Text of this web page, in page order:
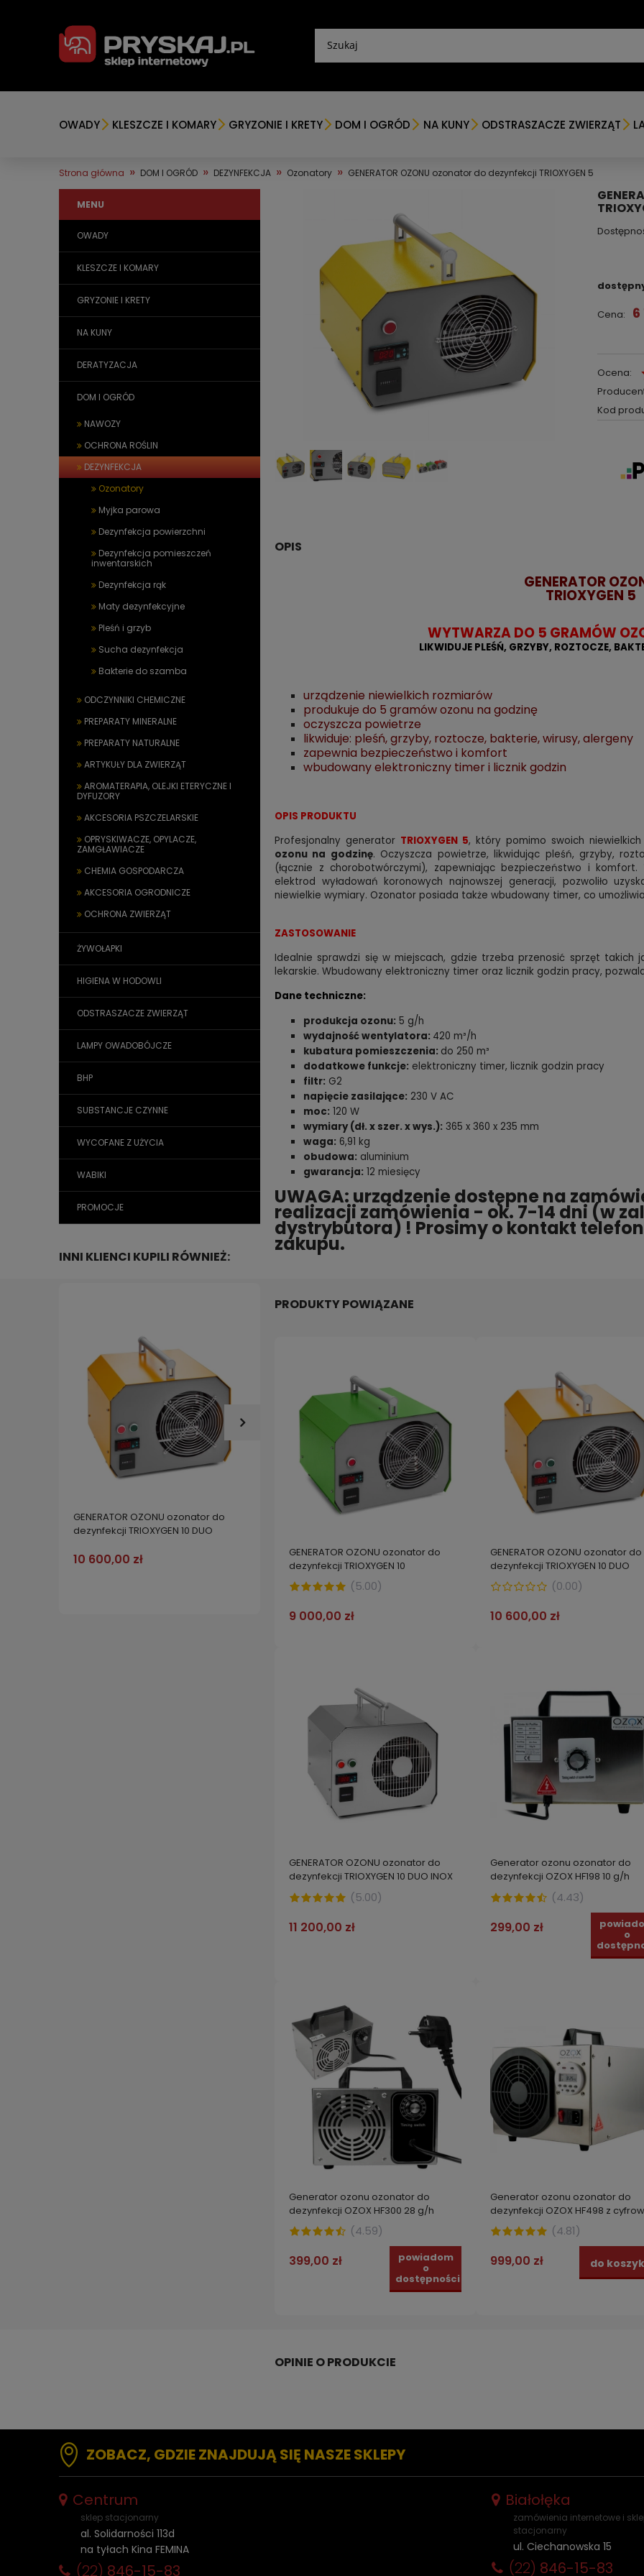
OWADY KLESZCZE I KOMARY GRYZONIE I KRETY DOM I OGRÓD NA KUNY ODSTRASZACZE ZWIERZĄT
Strona główna » DOM I OGRÓD » DEZYNFEKCJA » Ozonatory » GENERATOR OZONU ozonator do dezynfekcji TRIOXYGEN 5
MENU
OWADY
KLESZCZE I KOMARY
GRYZONIE I KRETY
NA KUNY
DERATYZACJA
DOM I OGRÓD
NAWOZY
OCHRONA ROŚLIN
DEZYNFEKCJA
Ozonatory
Myjka parowa
Dezynfekcja powierzchni
Dezynfekcja pomieszczeń
inwentarskich
Dezynfekcja rąk
Maty dezynfekcyjne
Pleśń i grzyb
Sucha dezynfekcja
Bakterie do szamba
ODCZYNNIKI CHEMICZNE
PREPARATY MINERALNE
PREPARATY NATURALNE
ARTYKUŁY DLA ZWIERZĄT
AROMATERAPIA, OLEJKI ETERYCZNE I
DYFUZORY
AKCESORIA PSZCZELARSKIE
OPRYSKIWACZE, OPYLACZE,
ZAMGŁAWIACZE
CHEMIA GOSPODARCZA
AKCESORIA OGRODNICZE
OCHRONA ZWIERZĄT
ŻYWOŁAPKI
HIGIENA W HODOWLI
ODSTRASZACZE ZWIERZĄT
LAMPY OWADOBÓJCZE
BHP
SUBSTANCJE CZYNNE
WYCOFANE Z UŻYCIA
WABIKI
PROMOCJE
INNI KLIENCI KUPILI RÓWNIEŻ:
GENERATOR OZONU ozonator do
dezynfekcji TRIOXYGEN 10 DUO
10 600,00 zł
ALLERGOFF WASH antyalergiczny
dodatek do prania tkanin na
7,49 zł o
dostępności
Środek na pleśń i grzyby na
16,99 zł do
Cena: 6
Ocena:
Kod
OPIS
GENERATOR
TRIOXYGEN 5
WYTWARZA DO 5 GRAMÓW
LIKWIDUJE PLEŚŃ, GRZYBY, ROZTOCZE,
urządzenie niewielkich rozmiarów
produkuje do 5 gramów ozonu na godzinę
oczyszcza powietrze
likwiduje: pleśń, grzyby, roztocze, bakterie, wirusy, alergeny
zapewnia bezpieczeństwo i komfort
wbudowany elektroniczny timer i licznik godzin
OPIS PRODUKTU
Profesjonalny generator TRIOXYGEN 5, który pomimo swoich
ozonu na godzinę. Oczyszcza powietrze, likwidując pleśń, grzyby,
(łącznie z chorobotwórczymi), zapewniając bezpieczeństwo i
elektrod wyładowań koronowych najnowszej generacji, pozwoliło
niewielkie wymiary. Ozonator posiada także wbudowany timer, co
ZASTOSOWANIE
Idealnie sprawdzi się w miejscach, gdzie trzeba przenosić sprzęt takich
lekarskie. Wbudowany elektroniczny timer oraz licznik godzin pracy,
Dane techniczne:
produkcja ozonu: 5 g/h
wydajność wentylatora: 420 m³/h
kubatura pomieszczenia: do 250 m³
dodatkowe funkcje: elektroniczny timer, licznik godzin pracy
filtr: G2
napięcie zasilające: 230 V AC
moc: 120 W
wymiary (dł. x szer. x wys.): 365 x 360 x 235 mm
waga: 6,91 kg
obudowa: aluminium
gwarancja: 12 miesięcy
UWAGA: urządzenie dostępne na
realizacji zamówienia - ok. 7-14 dni (w
dystrybutora) ! Prosimy o kontakt
zakupu.
PRODUKTY POWIĄZANE
GENERATOR OZONU ozonator do
dezynfekcji TRIOXYGEN 10
(5.00)
9 000,00 zł
GENERATOR OZONU ozonator do
dezynfekcji TRIOXYGEN 10 DUO
(0.00)
10 600,00 zł
GENERATOR OZONU ozonator do
dezynfekcji TRIOXYGEN 10 DUO INOX
(5.00)
11 200,00 zł
Generator ozonu ozonator do
dezynfekcji OZOX HF198 10 g/h
(4.43)
299,00 zł o
Generator ozonu ozonator do
dezynfekcji OZOX HF300 28 g/h
(4.59)
399,00 zł powiadom
o
dostępności
Generator ozonu ozonator do
dezynfekcji OZOX HF498 z
timerem 40 g/h
(4.81)
999,00 zł do
ZOBACZ, GDZIE ZNAJDUJĄ SIĘ NASZE SKLEPY
Centrum
sklep stacjonarny
al. Solidarności 113d
na tyłach Kina FEMINA
(22) 846-15-83
Białołęka
zamówienia internetowe i
stacjonarny
ul. Ciechanowska 15
(22) 846-15-83